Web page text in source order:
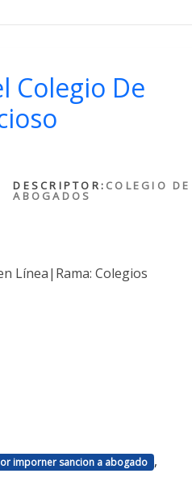
Colegio De
DESCRIPTOR: COLEGIO DE
ABOGADOS
Línea|Rama: Colegios
imporner sancion a abogado ,